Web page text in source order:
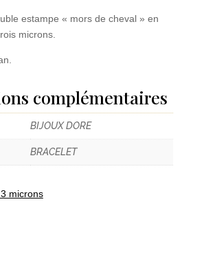
estampe « mors de cheval » en
microns.
complémentaires
BIJOUX DORE
BRACELET
microns